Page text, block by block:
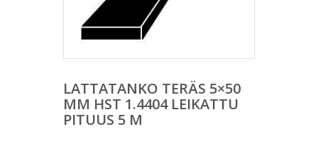
LATTATANKO TERÄS 5×50
MM HST 1.4404 LEIKATTU
PITUUS 5 M